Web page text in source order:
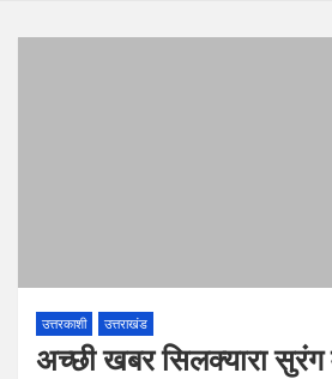
उत्तरकाशी उत्तराखंड
अच्छी खबर सिलक्यारा